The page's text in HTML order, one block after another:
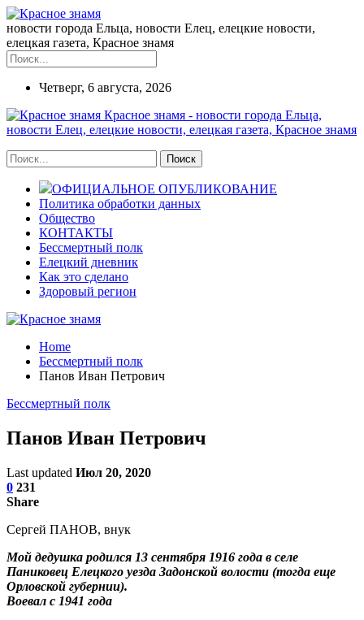
новости города Ельца, новости Елец, елецкие новости,
елецкая газета, Красное знамя
Четверг, 6 августа, 2026
Красное знамя - новости города Ельца,
новости Елец, елецкие новости, елецкая газета, Красное знамя
ОФИЦИАЛЬНОЕ ОПУБЛИКОВАНИЕ
Политика обработки данных
Общество
КОНТАКТЫ
Бессмертный полк
Елецкий дневник
Как это сделано
Здоровый регион
Home
Бессмертный полк
Панов Иван Петрович
Бессмертный полк
Панов Иван Петрович
Last updated Июл 20, 2020
0 231
Share
Сергей ПАНОВ, внук
Мой дедушка родился 13 сентября 1916 года в селе
Паниковец Елецкого уезда Задонской волости (тогда еще
Орловской губернии).
Воевал с 1941 года